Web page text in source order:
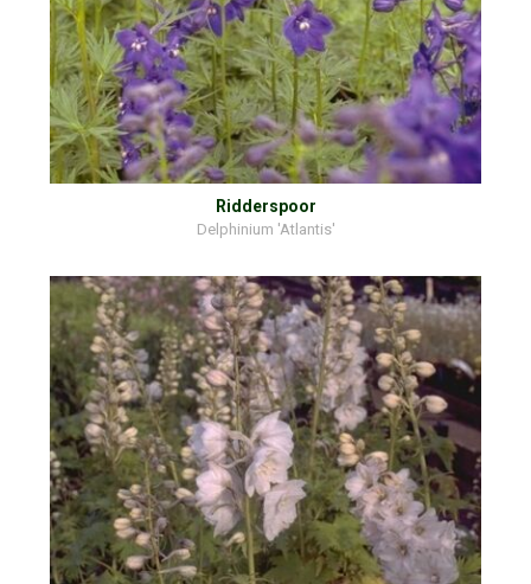
Ridderspoor
Delphinium 'Atlantis'